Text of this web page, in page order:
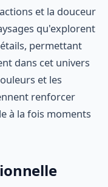
et la douceur
qu'explorent
permettant
dans cet univers
et les
renforcer
à la fois moments